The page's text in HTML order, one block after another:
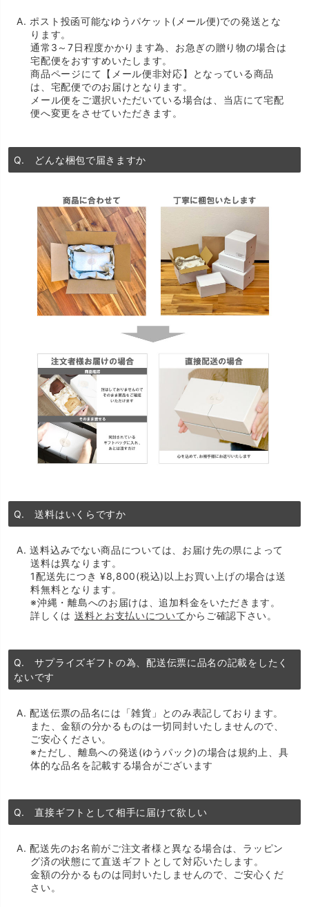
A. ポスト投函可能なゆうパケット(メール便)での発送とな
ります。
通常3～7日程度かかります為、お急ぎの贈り物の場合は
宅配便をおすすめいたします。
商品ページにて【メール便非対応】となっている商品
は、宅配便でのお届けとなります。
メール便をご選択いただいている場合は、当店にて宅配
便へ変更をさせていただきます。
Q. どんな梱包で届きますか
Q. 送料はいくらですか
A. 送料込みでない商品については、お届け先の県によって
送料は異なります。
1配送先につき ¥8,800(税込)以上お買い上げの場合は送
料無料となります。
※沖縄・離島へのお届けは、追加料金をいただきます。
詳しくは 送料とお支払いについてからご確認下さい。
Q. サプライズギフトの為、配送伝票に品名の記載をしたく
ないです
A. 配送伝票の品名には「雑貨」とのみ表記しております。
また、金額の分かるものは一切同封いたしませんので、
ご安心ください。
※ただし、離島への発送(ゆうパック)の場合は規約上、具
体的な品名を記載する場合がございます
Q. 直接ギフトとして相手に届けて欲しい
A. 配送先のお名前がご注文者様と異なる場合は、ラッピン
グ済の状態にて直送ギフトとして対応いたします。
金額の分かるものは同封いたしませんので、ご安心くだ
さい。